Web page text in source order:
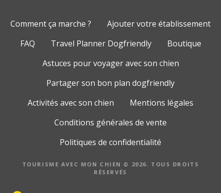
Comment ça marche ?
Ajouter votre établissement
FAQ
Travel Planner Dogfriendly
Boutique
Astuces pour voyager avec son chien
Partager son bon plan dogfriendly
Activités avec son chien
Mentions légales
Conditions générales de vente
Politiques de confidentialité
TOURISME AVEC MON CHIEN © 2026. TOUS DROITS
RÉSERVÉS